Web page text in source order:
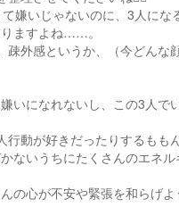
嫌いじゃないのに、3人に
ますよね……。
外感というか、（今どん
いになれないし、この3人
動が好きだったりするもも
ないうちにたくさんのエネ
の心が不安や緊張を和らげ